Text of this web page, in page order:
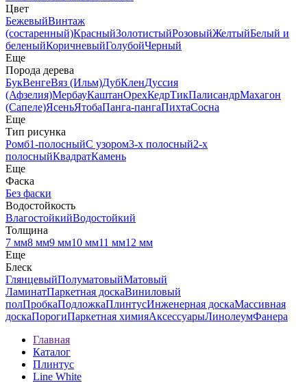
Цвет
БежевыйВинтаж
(состаренный)КрасныйЗолотистыйРозовыйЖелтыйБелый и
беленыйКоричневыйГолубойЧерный
Еще
Порода дерева
БукВенгеВяз (Ильм)ДубКленДуссия
(Афзелия)МербауКаштанОрехКедрТикПалисандрМахагон
(Сапеле)ЯсеньЯтобаПанга-пангаПихтаСосна
Еще
Тип рисунка
Ромб1-полосныйС узором3-х полосный2-х
полосныйКвадратКамень
Еще
Фаска
Без фаски
Водостойкость
ВлагостойкийВодостойкий
Толщина
7 мм8 мм9 мм10 мм11 мм12 мм
Еще
Блеск
ГлянцевыйПолуматовыйМатовый
ЛаминатПаркетная доскаВиниловый
полПробкаПодложкаПлинтусИнженерная доскаМассивная
доскаПорогиПаркетная химияАксессуарыЛинолеумФанера
Главная
Каталог
Плинтус
Line White